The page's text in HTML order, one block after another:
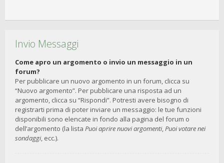
Invio Messaggi
Come apro un argomento o invio un messaggio in un
forum?
Per pubblicare un nuovo argomento in un forum, clicca su
“Nuovo argomento”. Per pubblicare una risposta ad un
argomento, clicca su “Rispondi”. Potresti avere bisogno di
registrarti prima di poter inviare un messaggio: le tue funzioni
disponibili sono elencate in fondo alla pagina del forum o
dell’argomento (la lista Puoi aprire nuovi argomenti,Puoi votare nei
sondaggi, ecc.).